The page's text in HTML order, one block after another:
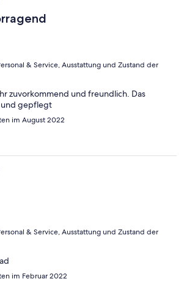
& Service, Ausstattung und Zustand der
zuvorkommend und freundlich. Das
und gepflegt
im August 2022
& Service, Ausstattung und Zustand der
im Februar 2022